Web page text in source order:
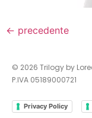
← precedente
© 2026 Trilogy by
P.IVA 05189000721
Privacy Policy